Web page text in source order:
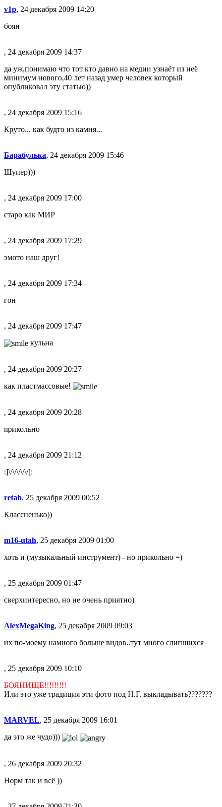
v1p, 24 декабря 2009 14:20
боян
, 24 декабря 2009 14:37
да уж,понимаю что тот кто давно на медии узнаёт из неё
минимум нового,40 лет назад умер человек который
опубликовал эту статью))
, 24 декабря 2009 15:16
Круто... как будто из камня...
Барабулька, 24 декабря 2009 15:46
Шупер)))
, 24 декабря 2009 17:00
старо как МИР
, 24 декабря 2009 17:29
эмото наш друг!
, 24 декабря 2009 17:34
гон
, 24 декабря 2009 17:47
кульна
, 24 декабря 2009 20:27
как пластмассовые!
, 24 декабря 2009 20:28
npикольно
, 24 декабря 2009 21:12
:]\/\/\/\/\/[:
retab, 25 декабря 2009 00:52
Классненько))
m16-utah, 25 декабря 2009 01:00
хоть и (музыкальный инструмент) - но прикольно =)
, 25 декабря 2009 01:47
сверхинтересно, но не очень приятно)
AlexMegaKing, 25 декабря 2009 09:03
их по-моему намного больше видов..тут много слипшихся
, 25 декабря 2009 10:10
БОЯНИЩЕ!!!!!!!!!
Или это уже традиция эти фото под Н.Г. выкладывать???????
MARVEL, 25 декабря 2009 16:01
да это же чудо)))
, 26 декабря 2009 20:32
Норм так и всё ))